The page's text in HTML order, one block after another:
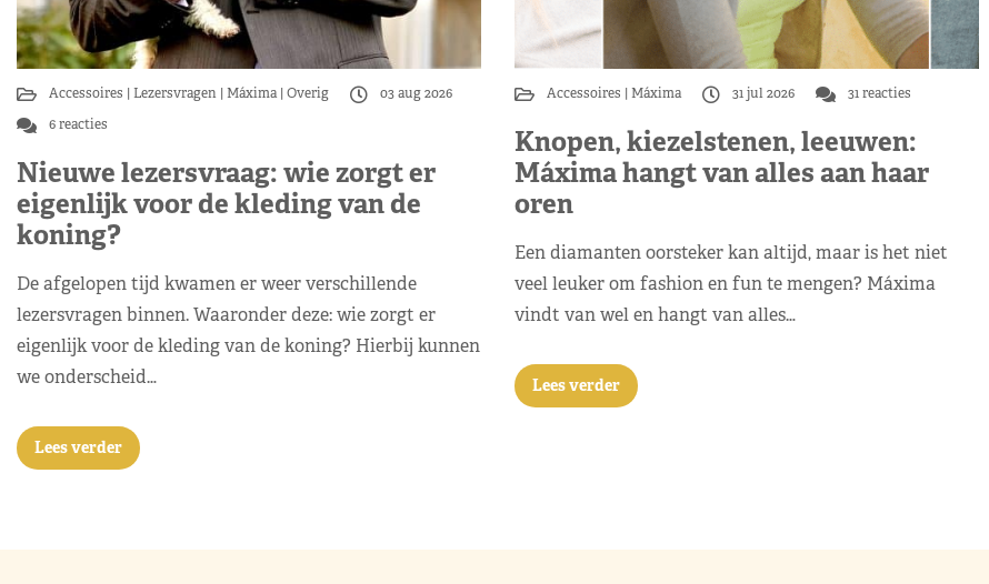
Accessoires Lezersvragen Máxima Overig
03 aug 2026
6 reacties
Nieuwe lezersvraag: wie zorgt er
eigenlijk voor de kleding van de
koning?
De afgelopen tijd kwamen er weer verschillende
lezersvragen binnen. Waaronder deze: wie zorgt er
eigenlijk voor de kleding van de koning? Hierbij kunnen
we onderscheid…
Lees verder
Accessoires Máxima 31 jul 2026 31 reacties
Knopen, kiezelstenen, leeuwen:
Máxima hangt van alles aan haar
oren
Een diamanten oorsteker kan altijd, maar is het niet
veel leuker om fashion en fun te mengen? Máxima
vindt van wel en hangt van alles…
Lees verder